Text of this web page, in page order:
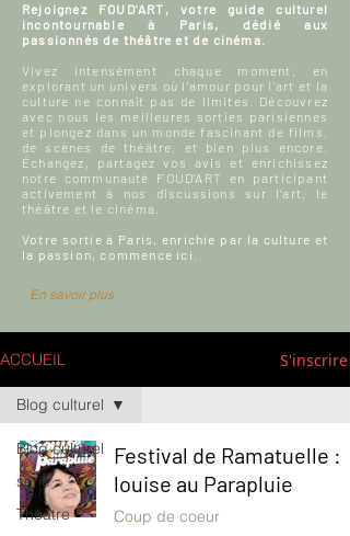
Rejoignez FOUD'ART, votre guide culturel
incontournable à Paris, dédié aux
passionnés de théâtre et de cinéma.
Vivez intensément chaque moment, en
explorant un univers où l'amour pour l'art et la
culture ne connaît pas de limites. Découvrez
avec nous les meilleures sorties parisiennes
et plongez dans un monde fascinant de films,
de scènes de théâtre, et bien plus encore.
Échangez, partagez vos avis et enrichissez
notre communauté FOUD'ART en participant
activement à nos discussions sur l’art, le
théâtre et le cinéma.
Votre sortie à Paris, enrichie par la culture et
la passion, commence ici.
En savoir plus
ACCUEIL S'inscrire
Blog culturel
serie
Théâtre
Blog culturel
Festival de Ramatuelle :
louise au Parapluie
Coup de coeur